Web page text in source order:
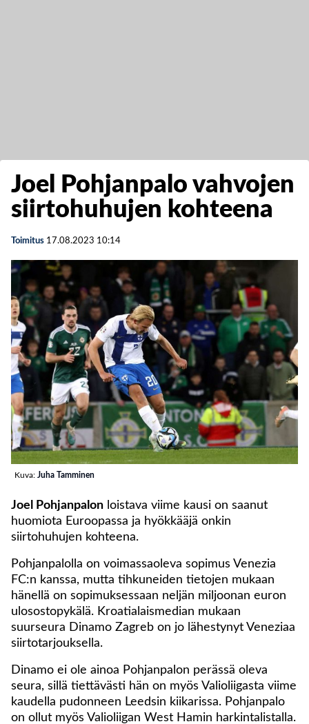
Joel Pohjanpalo vahvojen
siirtohuhujen kohteena
Toimitus 17.08.2023 10:14
Kuva: Juha Tamminen
Joel Pohjanpalon loistava viime kausi on saanut
huomiota Euroopassa ja hyökkääjä onkin
siirtohuhujen kohteena.
Pohjanpalolla on voimassaoleva sopimus Venezia
FC:n kanssa, mutta tihkuneiden tietojen mukaan
hänellä on sopimuksessaan neljän miljoonan euron
ulosostopykälä. Kroatialaismedian mukaan
suurseura Dinamo Zagreb on jo lähestynyt Veneziaa
siirtotarjouksella.
Dinamo ei ole ainoa Pohjanpalon perässä oleva
seura, sillä tiettävästi hän on myös Valioliigasta viime
kaudella pudonneen Leedsin kiikarissa. Pohjanpalo
on ollut myös Valioliigan West Hamin harkintalistalla.